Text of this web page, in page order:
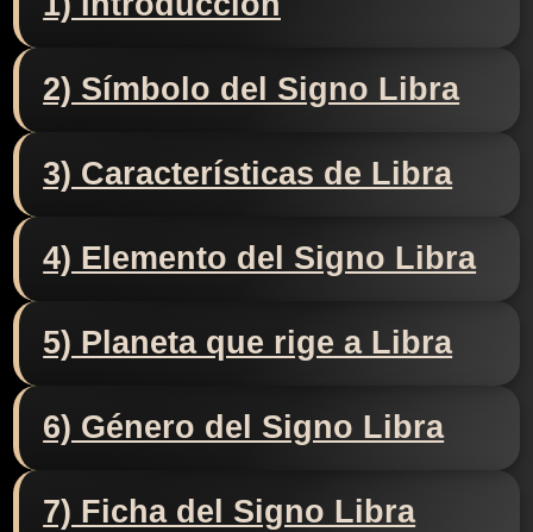
2) Símbolo del Signo Libra
3) Características de Libra
4) Elemento del Signo Libra
5) Planeta que rige a Libra
6) Género del Signo Libra
7) Ficha del Signo Libra